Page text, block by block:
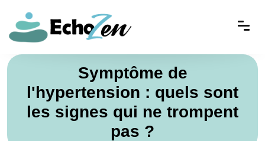
Symptôme de
l'hypertension : quels sont
les signes qui ne trompent
pas ?